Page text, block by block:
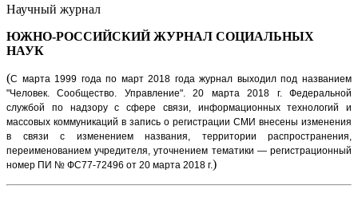
Научный журнал
ЮЖНО-РОССИЙСКИЙ ЖУРНАЛ СОЦИАЛЬНЫХ
НАУК
(С марта 1999 года по март 2018 года журнал выходил под названием
"Человек. Сообщество. Управление".20 марта 2018 г. Федеральной
службой по надзору с сфере связи, информационных технологий и
массовых коммуникаций в запись о регистрации СМИ внесены изменения
в связи с изменением названия, территории распространения,
переименованием учредителя, уточнением тематики — регистрационный
номер ПИ № ФС77-72496 от 20 марта 2018 г.)